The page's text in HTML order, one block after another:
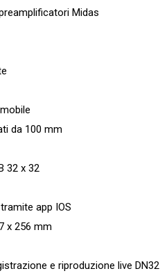
Midas
da 100 mm
32 x 32
app IOS
x 256 mm
e riproduzione live DN32